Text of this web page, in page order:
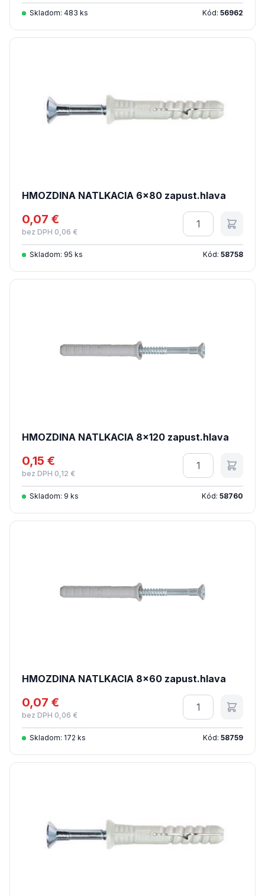
Skladom: 483 ks Kód: 56962
HMOZDINA NATLKACIA 6x80 zapust.hlava
0,07 €
bez DPH 0,06 €
Množstvo
Skladom: 95 ks Kód: 58758
HMOZDINA NATLKACIA 8x120 zapust.hlava
0,15 €
bez DPH 0,12 €
Množstvo
Skladom: 9 ks Kód: 58760
HMOZDINA NATLKACIA 8x60 zapust.hlava
0,07 €
bez DPH 0,06 €
Množstvo
Skladom: 172 ks Kód: 58759